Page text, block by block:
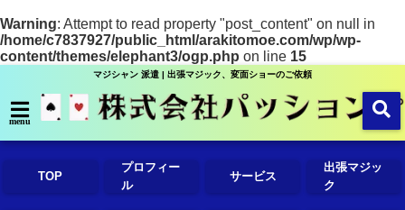
Warning: Attempt to read property "post_content" on null in
/home/c7837927/public_html/arakitomoe.com/wp/wp-
content/themes/elephant3/ogp.php on line 15
マジシャン 派遣 | 出張マジック、変面ショーのご依頼
menu
TOP
プロフィー
ル
サービス
出張マジッ
ク